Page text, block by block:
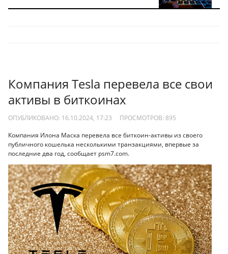
Компания Tesla перевела все свои
активы в биткоинах
ОПУБЛИКОВАНО: 16.10.2024, 17:23 ПРОСМОТРОВ: 895
Компания Илона Маска перевела все биткоин-активы из своего
публичного кошелька несколькими транзакциями, впервые за
последние два год, сообщает psm7.com.